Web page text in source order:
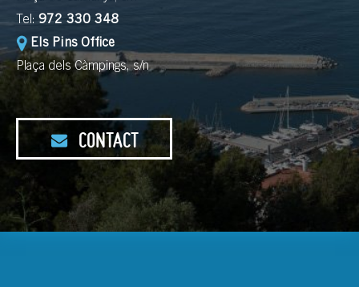
Tel: 972 330 348
Els Pins Office
Plaça dels Càmpings, s/n
CONTACT